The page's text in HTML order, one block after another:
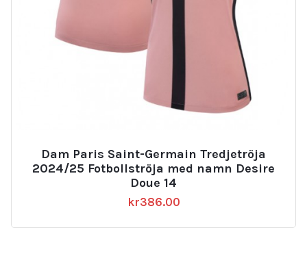
Dam Paris Saint-Germain Tredjetröja
2024/25 Fotbollströja med namn Desire
Doue 14
kr386.00